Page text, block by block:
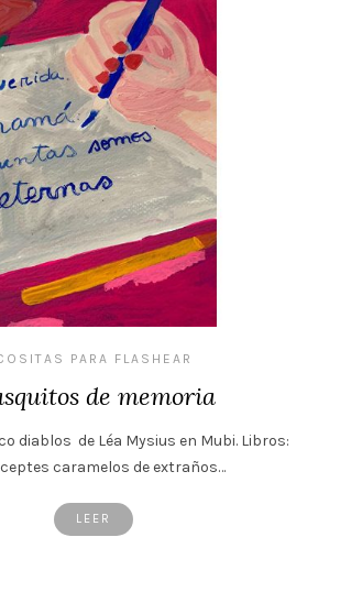
PARA FLASHEAR
de memoria
diablos de Léa Mysius en Mubi. Libros:
caramelos de extraños…
LEER